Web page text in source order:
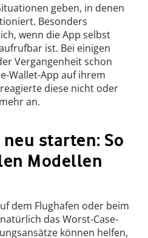
geben, in denen
Besonders
wenn die App selbst
ist. Bei einigen
Vergangenheit schon
Wallet-App auf ihrem
diese nicht oder
an.
starten: So
Modellen
dem Flughafen oder beim
das Worst-Case-
können helfen,